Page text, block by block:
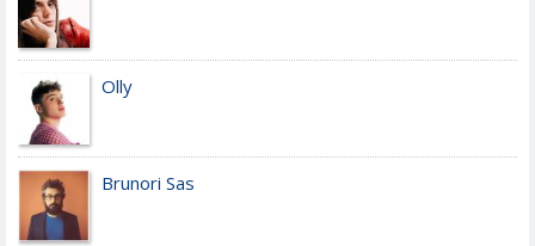
Olly
Brunori Sas